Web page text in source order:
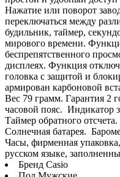
Нажатие или поворот
переключаться между
будильник, таймер,
мирового времени.
беспрепятственного
дисплеях. Функция
головка с защитой и
армирован карбоновой
Вес 79 грамм. Гарантия 2
часовой пояс. Индикатор
Tаймер обратного
Солнечная батарея.
Часы, фирменная
русском языке,
Бренд Casio